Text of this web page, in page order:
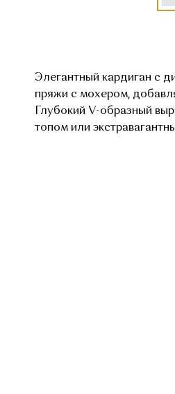
Элегантный кардиган с
пряжи с мохером,
Глубокий V-образный
топом или